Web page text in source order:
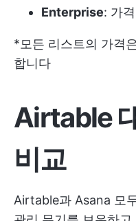
Enterprise: 가
*모든 리스트의 가격
합니다
Airtable
비교
Airtable과 Asana 모